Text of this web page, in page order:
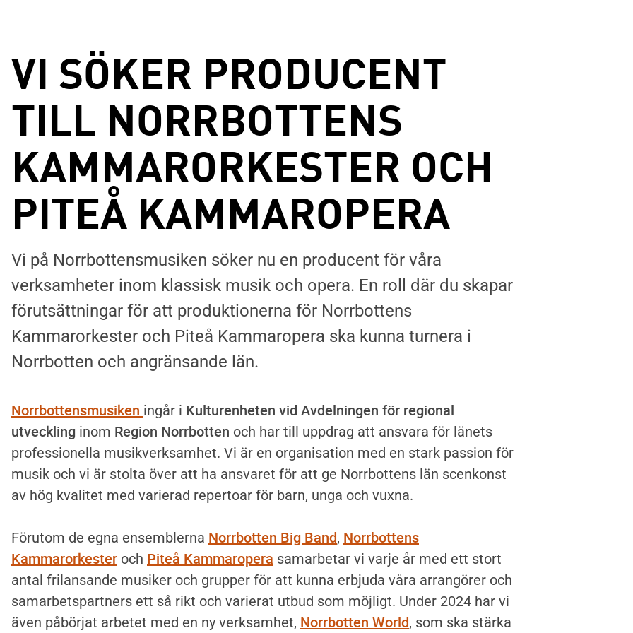
VI SÖKER PRODUCENT
TILL NORRBOTTENS
KAMMARORKESTER OCH
PITEÅ KAMMAROPERA
Vi på Norrbottensmusiken söker nu en producent för våra
verksamheter inom klassisk musik och opera. En roll där du skapar
förutsättningar för att produktionerna för Norrbottens
Kammarorkester och Piteå Kammaropera ska kunna turnera i
Norrbotten och angränsande län.
Norrbottensmusiken ingår i Kulturenheten vid Avdelningen för regional
utveckling inom Region Norrbotten och har till uppdrag att ansvara för länets
professionella musikverksamhet. Vi är en organisation med en stark passion för
musik och vi är stolta över att ha ansvaret för att ge Norrbottens län scenkonst
av hög kvalitet med varierad repertoar för barn, unga och vuxna.
Förutom de egna ensemblerna Norrbotten Big Band, Norrbottens
Kammarorkester och Piteå Kammaropera samarbetar vi varje år med ett stort
antal frilansande musiker och grupper för att kunna erbjuda våra arrangörer och
samarbetspartners ett så rikt och varierat utbud som möjligt. Under 2024 har vi
även påbörjat arbetet med en ny verksamhet, Norrbotten World, som ska stärka